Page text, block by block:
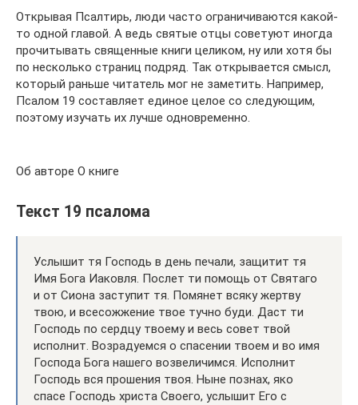
Открывая Псалтирь, люди часто ограничиваются какой-
то одной главой. А ведь святые отцы советуют иногда
прочитывать священные книги целиком, ну или хотя бы
по несколько страниц подряд. Так открывается смысл,
который раньше читатель мог не заметить. Например,
Псалом 19 составляет единое целое со следующим,
поэтому изучать их лучше одновременно.
Об авторе О книге
Текст 19 псалома
Услышит тя Господь в день печали, защитит тя
Имя Бога Иаковля. Послет ти помощь от Святаго
и от Сиона заступит тя. Помянет всяку жертву
твою, и всесожжение твое тучно буди. Даст ти
Господь по сердцу твоему и весь совет твой
исполнит. Возрадуемся о спасении твоем и во имя
Господа Бога нашего возвеличимся. Исполнит
Господь вся прошения твоя. Ныне познах, яко
спасе Господь христа Своего, услышит Его с